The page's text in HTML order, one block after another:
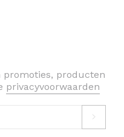
promoties, producten
privacyvoorwaarden